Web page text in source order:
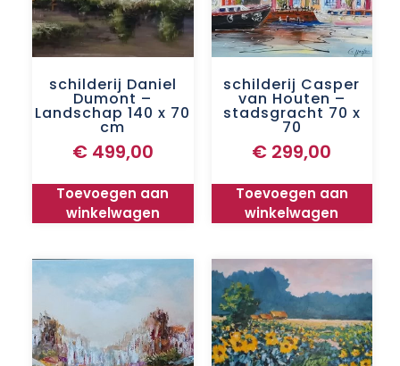
schilderij Daniel
Dumont –
Landschap 140 x 70
cm
€499,00
Toevoegen aan
winkelwagen
schilderij Casper
van Houten –
stadsgracht 70 x
70
€ 299,00
Toevoegen aan
winkelwagen